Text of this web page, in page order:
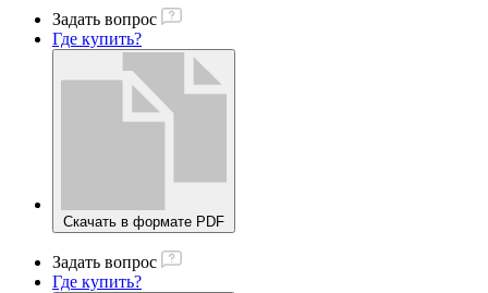
Задать вопрос
Где купить?
Скачать в формате PDF
Задать вопрос
Где купить?